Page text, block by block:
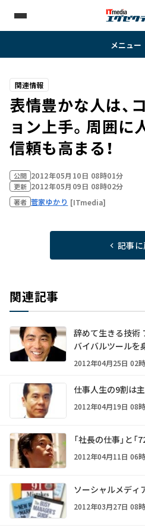
メニュー
関連情報
表情豊かな人は、
ョン上手。周囲に
信頼も高まる！
公開 2012年05月10日 08時01分
更新 2012年05月09日 08時02分
著者 菅家ゆかり [ITmedia]
記事に
関連記事
辞めて生きる技術
バイバルツールを
2012年04月25日 02
仕事人生の9割は主
2012年04月19日 08
「社長の仕事」と「
2012年04月11日 06
ソーシャルメディ
2012年03月27日 08